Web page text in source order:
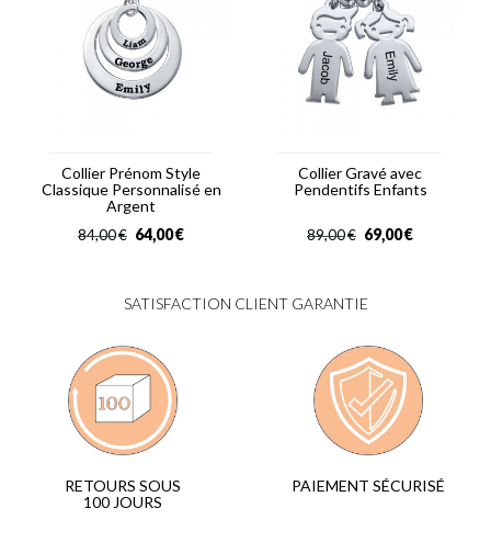
Collier Prénom Style
Classique Personnalisé en
Argent
€
84,00 €
64,00
Collier Gravé avec
Pendentifs Enfants
€
89,00 €
69,00
SATISFACTION CLIENT GARANTIE
RETOURS SOUS
100 JOURS
PAIEMENT SÉCURISÉ